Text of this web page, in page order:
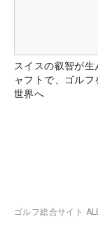
スイスの叡智が生
ャフトで、ゴル
世界へ
ゴルフ総合サイト